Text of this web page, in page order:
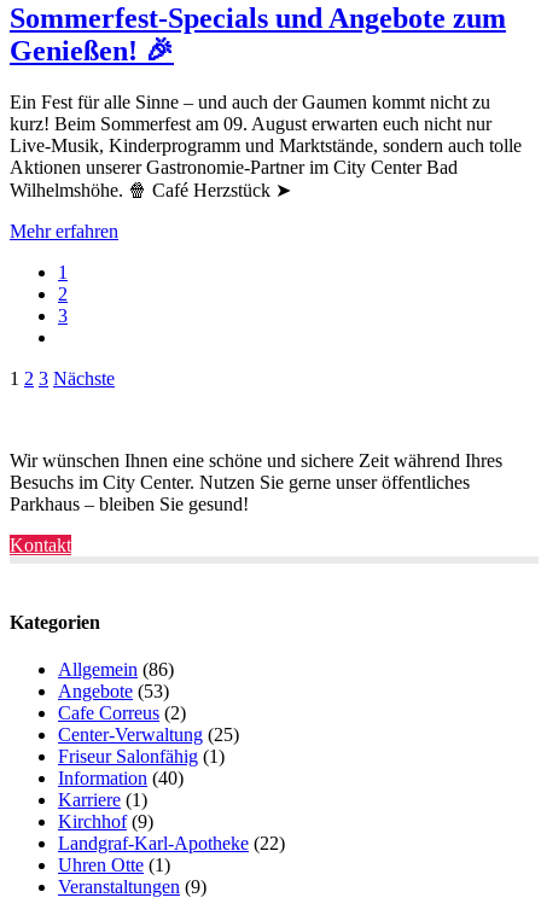
Sommerfest-Specials und Angebote zum
Genießen! 🎉
Ein Fest für alle Sinne – und auch der Gaumen kommt nicht zu
kurz! Beim Sommerfest am 09. August erwarten euch nicht nur
Live-Musik, Kinderprogramm und Marktstände, sondern auch tolle
Aktionen unserer Gastronomie-Partner im City Center Bad
Wilhelmshöhe. 🍿 Café Herzstück ➤
Mehr erfahren
1
2
3
Seitennummerierung
Beiträge
1 2 3 Nächste
Wir wünschen Ihnen eine schöne und sichere Zeit während Ihres
Besuchs im City Center. Nutzen Sie gerne unser öffentliches
Parkhaus – bleiben Sie gesund!
Kontakt
Kategorien
Allgemein (86)
Angebote (53)
Cafe Correus (2)
Center-Verwaltung (25)
Friseur Salonfähig (1)
Information (40)
Karriere (1)
Kirchhof(9)
Landgraf-Karl-Apotheke (22)
Uhren Otte (1)
Veranstaltungen (9)